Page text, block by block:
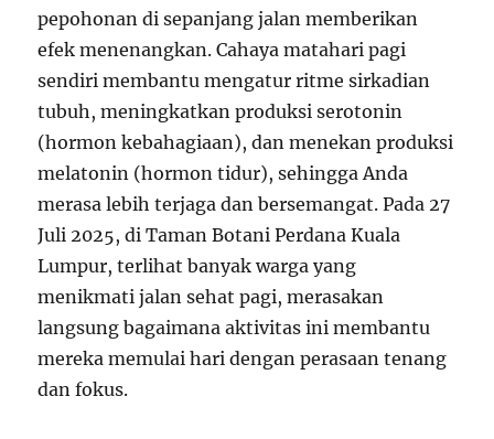
pepohonan di sepanjang jalan memberikan
efek menenangkan. Cahaya matahari pagi
sendiri membantu mengatur ritme sirkadian
tubuh, meningkatkan produksi serotonin
(hormon kebahagiaan), dan menekan produksi
melatonin (hormon tidur), sehingga Anda
merasa lebih terjaga dan bersemangat. Pada 27
Juli 2025, di Taman Botani Perdana Kuala
Lumpur, terlihat banyak warga yang
menikmati jalan sehat pagi, merasakan
langsung bagaimana aktivitas ini membantu
mereka memulai hari dengan perasaan tenang
dan fokus.